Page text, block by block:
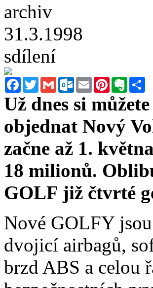
archiv
31.3.1998
sdílení
FacebookTwitterGmail Outlook.com
Email PinterestEvernote
Už dnes si
objednat Nový
začne až 1.
18 milionů.
GOLF již čtvrté
Nové GOLFY
dvojicí airbagů,
brzd ABS a celou